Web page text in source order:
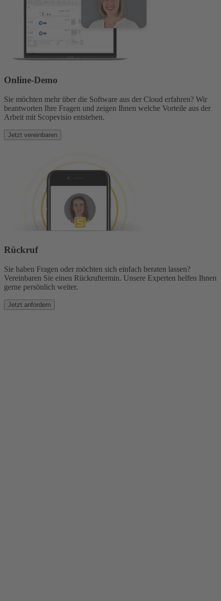
Online-Demo
Sie möchten mehr über die Software aus der Cloud erfahren? Wir
beantworten Ihre Fragen und zeigen Ihnen welche Vorteile aus der
Arbeit mit Scopevisio entstehen.
Jetzt vereinbaren
Rückruf
Sie haben Fragen oder möchten sich einfach beraten lassen?
Vereinbaren Sie einen Rückruftermin. Unsere Experten helfen Ihnen
gerne persönlich weiter.
Jetzt anfordern